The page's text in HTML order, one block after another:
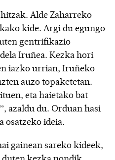
Alde Zaharreko
kide. Argi du egungo
gentrifikazio
Iruñea. Kezka hori
iazko urrian, Iruñeko
auzo topaketetan.
eta haietako bat
azaldu du. Orduan hasi
osatzeko ideia.
gainean sareko kideek,